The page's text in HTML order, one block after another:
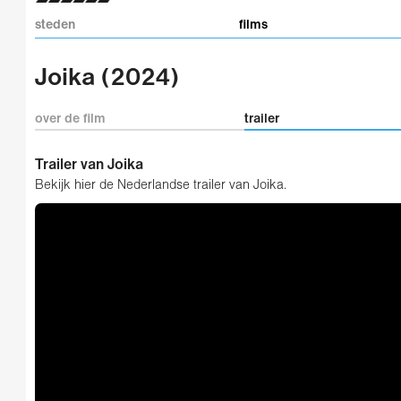
steden films
Joika (2024)
over de film trailer
Trailer van Joika
Bekijk hier de Nederlandse trailer van Joika.